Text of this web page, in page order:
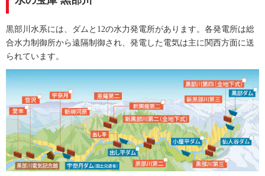
黒部川水系には、ダムと12の水力発電所があります。各発電所は総
合水力制御所から遠隔制御され、発電した電気は主に関西方面に送
られています。